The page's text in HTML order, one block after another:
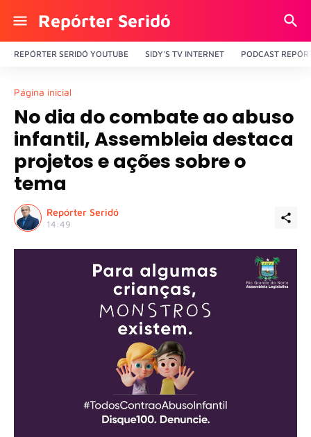
Repórter Seridó
REPÓRTER SERIDÓ YOUTUBE SIDY'S TV INTERNET PODCAST
Página inicial
No dia do combate ao abuso
infantil, Assembleia destaca
projetos e ações sobre o
tema
Repórter Seridó
14:49